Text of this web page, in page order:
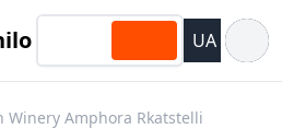
UA
Winery Amphora Rkatstelli